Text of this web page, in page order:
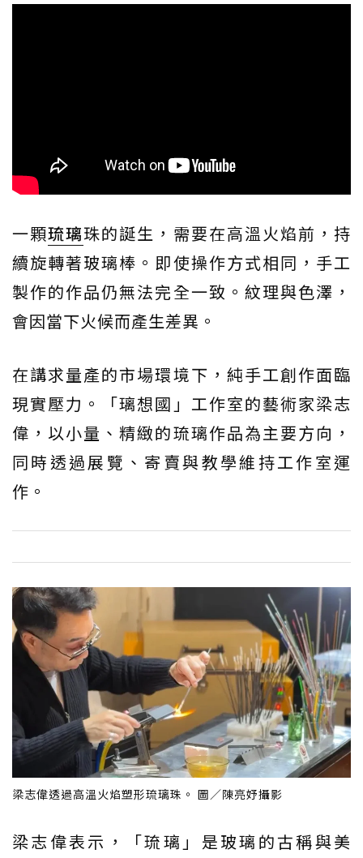
一顆琉璃珠的誕生，需要在高溫火焰前，持
續旋轉著玻璃棒。即使操作方式相同，手工
製作的作品仍無法完全一致。紋理與色澤，
會因當下火候而產生差異。
在講求量產的市場環境下，純手工創作面臨
現實壓力。「璃想國」工作室的藝術家梁志
偉，以小量、精緻的琉璃作品為主要方向，
同時透過展覽、寄賣與教學維持工作室運
作。
梁志偉透過高溫火焰塑形琉璃珠。 圖／陳亮妤攝影
梁志偉表示，「琉璃」是玻璃的古稱與美